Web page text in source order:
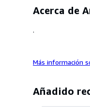
Acerca de
.
Más información
Añadido